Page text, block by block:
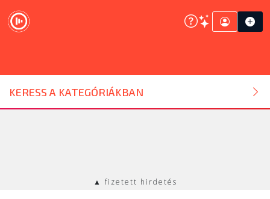
KERESS A KATEGÓRIÁKBAN
DJ ESZKÖZ
HANGTECHNIKA
▲ fizetett hirdetés